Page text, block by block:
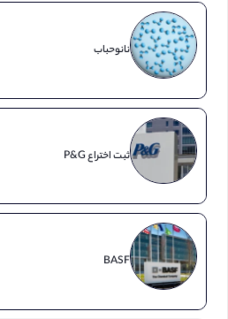
نانوحباب
ثبت اختراع P&G
BASF